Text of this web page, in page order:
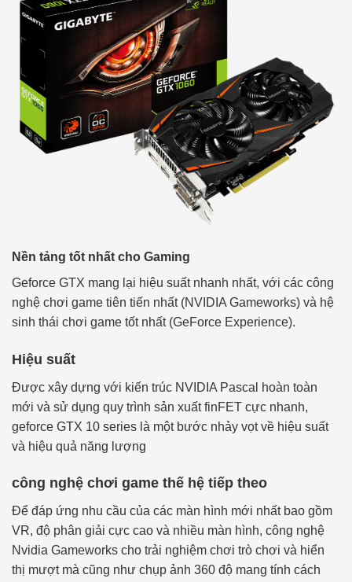
Nền tảng tốt nhất cho Gaming
Geforce GTX mang lại hiệu suất nhanh nhất, với các công
nghệ chơi game tiên tiến nhất (NVIDIA Gameworks) và hệ
sinh thái chơi game tốt nhất (GeForce Experience).
Hiệu suất
Được xây dựng với kiến trúc NVIDIA Pascal hoàn toàn
mới và sử dụng quy trình sản xuất finFET cực nhanh,
geforce GTX 10 series là một bước nhảy vọt về hiệu suất
và hiệu quả năng lượng
công nghệ chơi game thế hệ tiếp theo
Để đáp ứng nhu cầu của các màn hình mới nhất bao gồm
VR, độ phân giải cực cao và nhiều màn hình, công nghệ
Nvidia Gameworks cho trải nghiệm chơi trò chơi và hiển
thị mượt mà cũng như chụp ảnh 360 độ mang tính cách